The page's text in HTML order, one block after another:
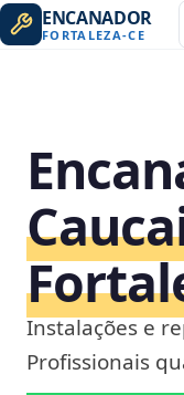
ENCANADOR
FORTALEZA-CE
Instalações e
Profissionais